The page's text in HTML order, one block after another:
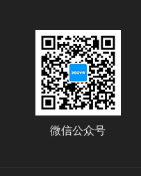
微信公众号